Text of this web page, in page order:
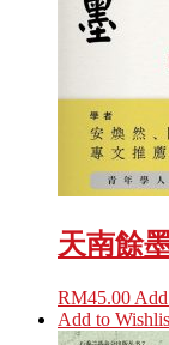
天南餘
RM45.00
Add to